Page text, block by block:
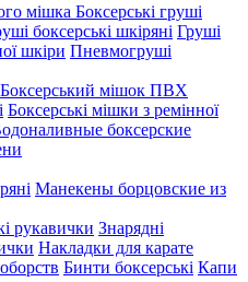
мішка Боксерські груші
боксерські шкіряні Груші
шкіри Пневмогруші
Боксерський мішок ПВХ
Боксерські мішки з ремінної
боксерские
Манекены борцовские из
рукавички Знарядні
Накладки для карате
Бинти боксерські Капи